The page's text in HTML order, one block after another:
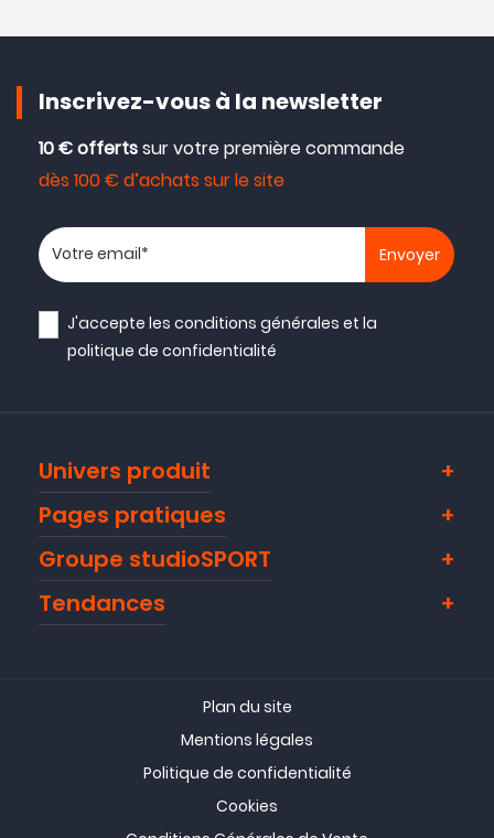
Inscrivez-vous à la newsletter
10 € offertssur votre première commande
dès 100 € d’achats sur le site
Votre adresse email
J'accepte lesconditions générales et la
politique de confidentialité
Univers produit
Pages pratiques
Groupe studioSPORT
Tendances
Plan du site
Mentions légales
Politique de confidentialité
Cookies